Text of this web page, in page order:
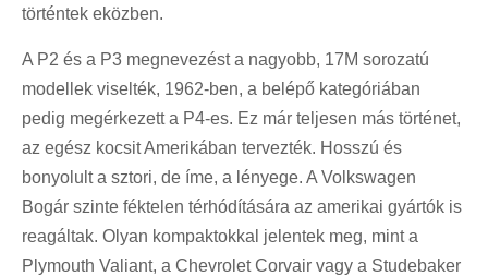
történtek eközben.
A P2 és a P3 megnevezést a nagyobb, 17M sorozatú
modellek viselték, 1962-ben, a belépő kategóriában
pedig megérkezett a P4-es. Ez már teljesen más történet,
az egész kocsit Amerikában tervezték. Hosszú és
bonyolult a sztori, de íme, a lényege. A Volkswagen
Bogár szinte féktelen térhódítására az amerikai gyártók is
reagáltak. Olyan kompaktokkal jelentek meg, mint a
Plymouth Valiant, a Chevrolet Corvair vagy a Studebaker